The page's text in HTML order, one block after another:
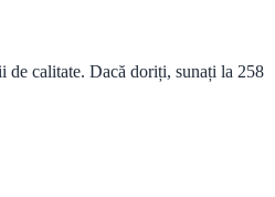
calitate. Dacă doriți, sunați la 258